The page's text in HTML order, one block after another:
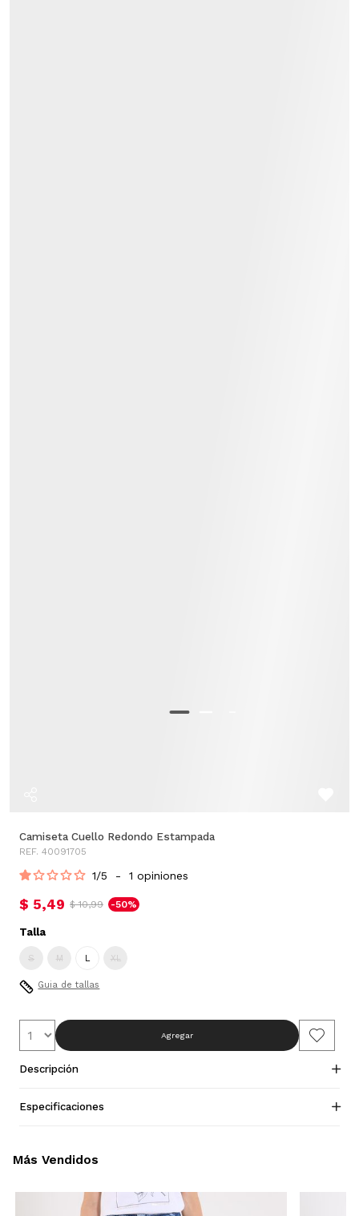
Camiseta Cuello Redondo Estampada
REF. 40091705
1/5 - 1 opiniones
$ 5,49 $ 10,99 -50%
Talla
S M L XL
Guia de tallas
Agregar
Descripción
Especificaciones
Más Vendidos